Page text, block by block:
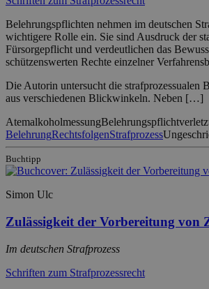
Belehrungspflichten nehmen im deutschen
wichtigere Rolle ein. Sie sind Ausdruck der
Fürsorgepflicht und verdeutlichen das
schützenswerten Rechte einzelner
Die Autorin untersucht die strafprozessualen
aus verschiedenen Blickwinkeln. Neben […]
Atemalkoholmessung
BelehrungRechtsfolgenStrafprozess
Buchtipp
Simon Ulc
Zulässigkeit der Vorbereitung von
Im deutschen Strafprozess
Schriften zum Strafprozessrecht